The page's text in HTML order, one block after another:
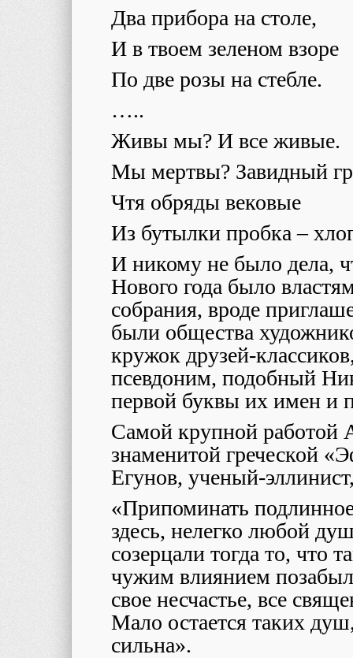
Два прибора на столе,
И в твоем зеленом взоре
По две розы на стебле.
…..
Живы мы? И все живые.
Мы мертвы? Завидный
Чтя обряды вековые
Из бутылки пробка –
И никому не было дела,
Нового года было
собрания, вроде
были общества
кружок друзей-
псевдоним, подобный
первой буквы их имен и
Самой крупной
знаменитой греческой
Егунов, ученый-
«Припоминать
здесь, нелегко любой
созерцали тогда то, что
чужим влиянием
свое несчастье, все
Мало остается таких
сильна».